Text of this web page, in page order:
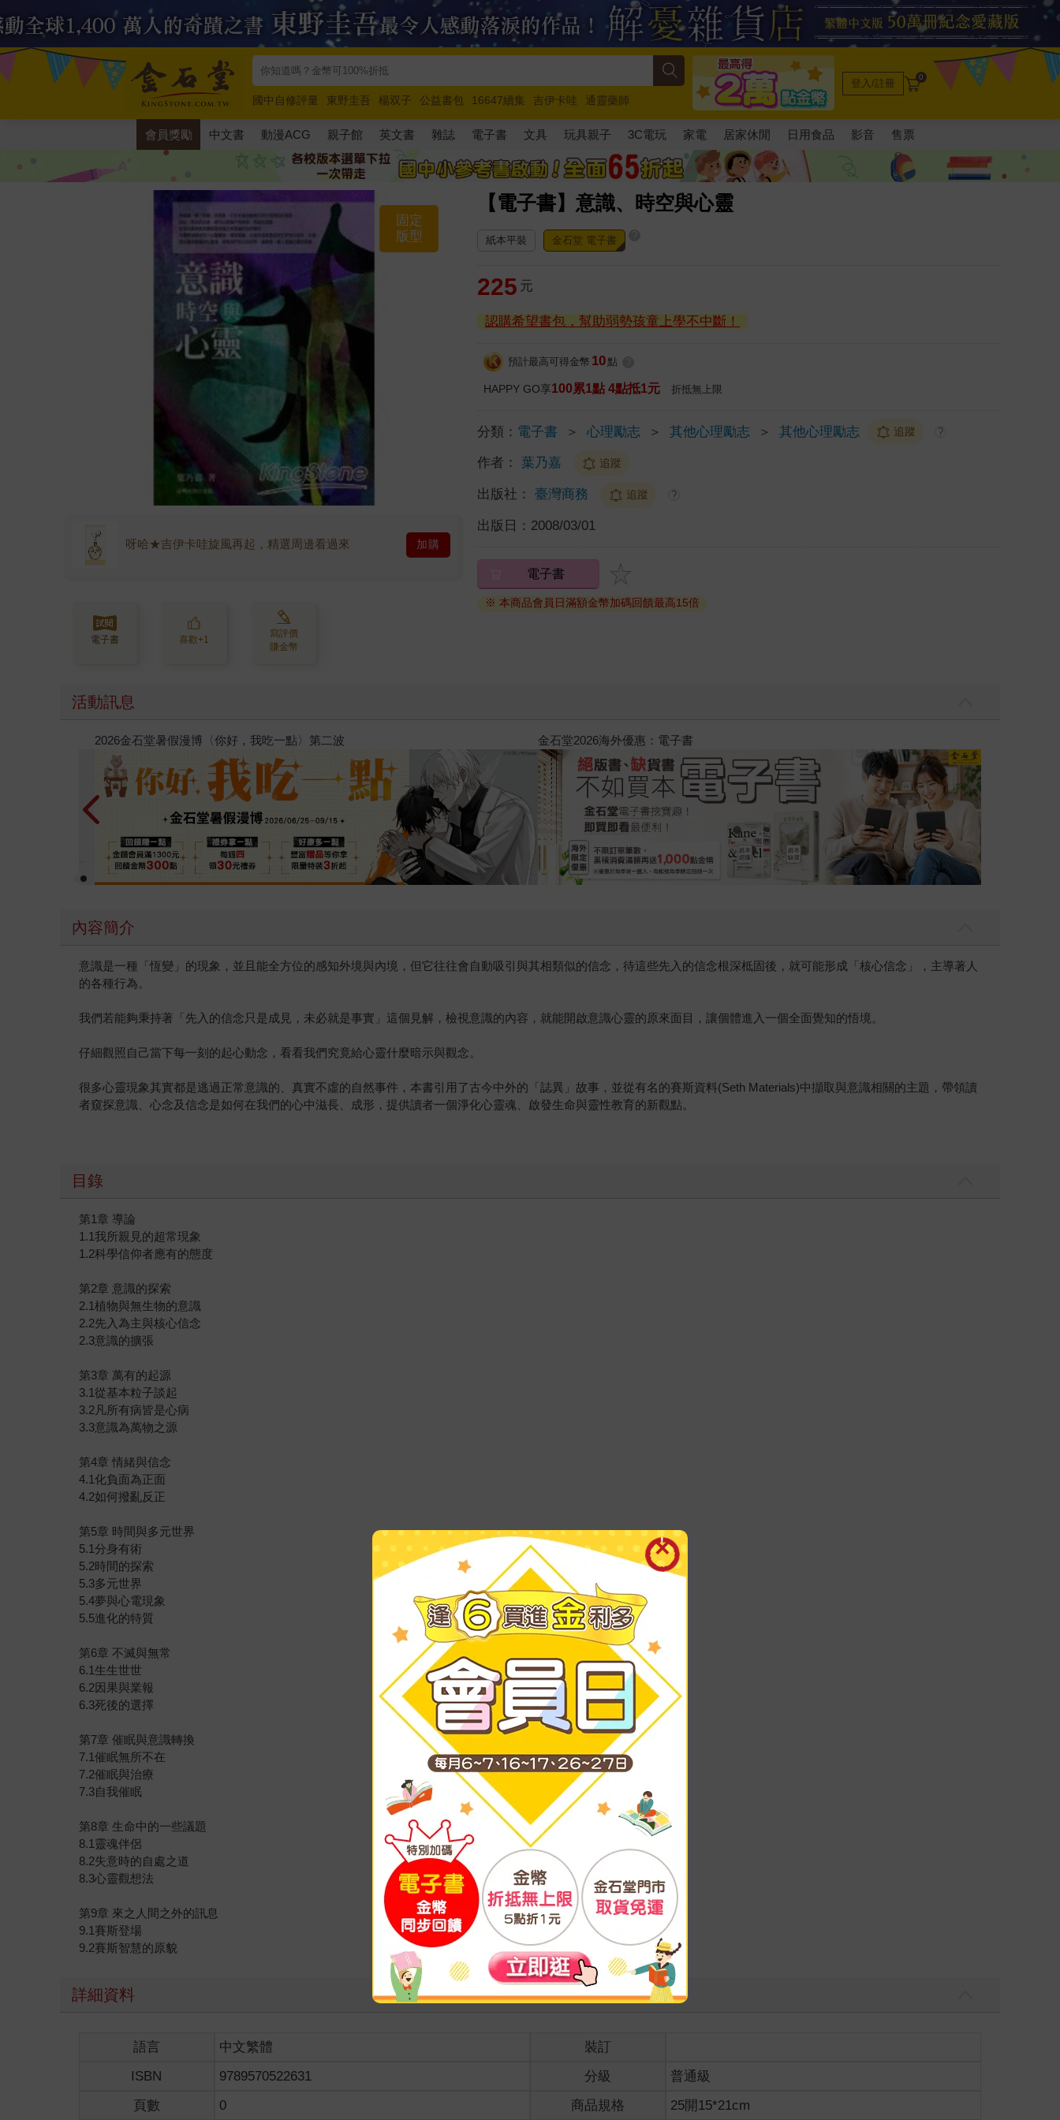
國中自修評量 東野圭吾 楊双子 公益書包 16647續集 吉伊卡哇
通靈藥師
唯紅花綻放
奧德賽 路邊攤新作 馬斯克 玩具總動員5 超慢跑
登入/註冊 0
會員獎勵 中文書 動漫ACG 親子館 英文書 雜誌 電子書 文具 玩具親子 3C電玩 家電 居家休閒 日用食品 影音 售票
【電子書】意識、時空與心靈
固定
版型
呀哈★吉伊卡哇旋風再起，精選周邊看過來 加購
電子書 喜歡+1
寫評價
賺金幣
紙本平裝 金石堂 電子書
225 元
認購希望書包，幫助弱勢孩童上學不中斷！
預計最高可得金幣 10 點
HAPPY GO享100累1點 4點抵1元 折抵無上限
分類： 電子書 ＞ 心理勵志 ＞ 其他心理勵志 ＞ 其他心理勵志 追蹤 ?
作者： 葉乃嘉 追蹤
出版社： 臺灣商務 追蹤 ?
出版日： 2008/03/01
電子書
※ 本商品會員日滿額金幣加碼回饋最高15倍
活動訊息
春光ｘ奇幻基地｜全書系展 2026金石堂暑假漫博〈你好，我吃一點〉第二波
內容簡介
意識是一種「恆變」的現象，並且能全方位的感知外境與內境，但它往往會自動吸引與其相類似的信念，待這些先入的信念根深柢固後，就可能形成「核心信念」，主導著人
的各種行為。
我們若能夠秉持著「先入的信念只是成見，未必就是事實」這個見解，檢視意識的內容，就能開啟意識心靈的原來面目，讓個體進入一個全面覺知的悟境。
仔細觀照自己當下每一刻的起心動念，看看我們究竟給心靈什麼暗示與觀念。
很多心靈現象其實都是逃過正常意識的、真實不虛的自然事件，本書引用了古今中外的「誌異」故事，並從有名的賽斯資料(Seth Materials)中擷取與意識相關的主題，帶領讀
者窺探意識、心念及信念是如何在我們的心中滋長、成形，提供讀者一個淨化心靈魂、啟發生命與靈性教育的新觀點。
目錄
第1章 導論
1.1我所親見的超常現象
1.2科學信仰者應有的態度
第2章 意識的探索
2.1植物與無生物的意識
2.2先入為主與核心信念
2.3意識的擴張
第3章 萬有的起源
3.1從基本粒子談起
3.2凡所有病皆是心病
3.3意識為萬物之源
第4章 情緒與信念
4.1化負面為正面
4.2如何撥亂反正
第5章 時間與多元世界
5.1分身有術
5.2時間的探索
5.3多元世界
5.4夢與心電現象
5.5進化的特質
第6章 不滅與無常
6.1生生世世
6.2因果與業報
6.3死後的選擇
第7章 催眠與意識轉換
7.1催眠無所不在
7.2催眠與治療
7.3自我催眠
第8章 生命中的一些議題
8.1靈魂伴侶
8.2失意時的自處之道
8.3心靈觀想法
第9章 來之人間之外的訊息
9.1賽斯登場
9.2賽斯智慧的原貌
詳細資料
語言 中文繁體
裝訂
ISBN
9789570522631 分級
普通級
頁數
0 商品規格 25開15*21cm